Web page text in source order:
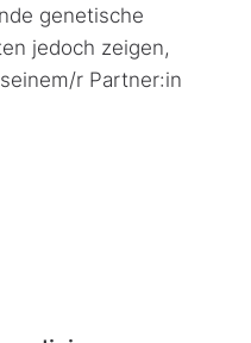
genetische
jedoch zeigen,
r Partner:in